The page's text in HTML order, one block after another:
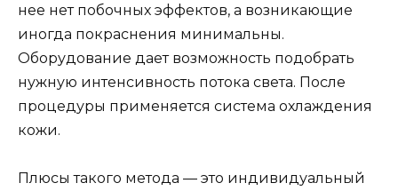
нее нет побочных эффектов, а возникающие
иногда покраснения минимальны.
Оборудование дает возможность подобрать
нужную интенсивность потока света. После
процедуры применяется система охлаждения
кожи.
Плюсы такого метода — это индивидуальный